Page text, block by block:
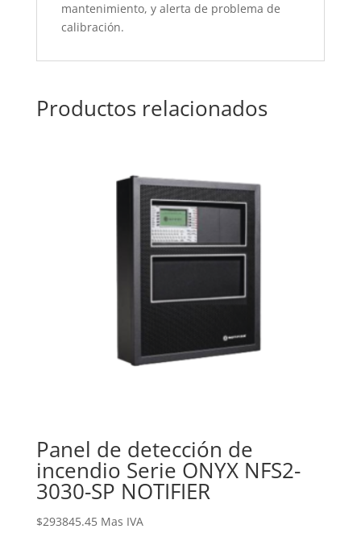
mantenimiento, y alerta de problema de
calibración.
Productos relacionados
Panel de detección de
incendio Serie ONYX NFS2-
3030-SP NOTIFIER
$293845.45 Mas IVA